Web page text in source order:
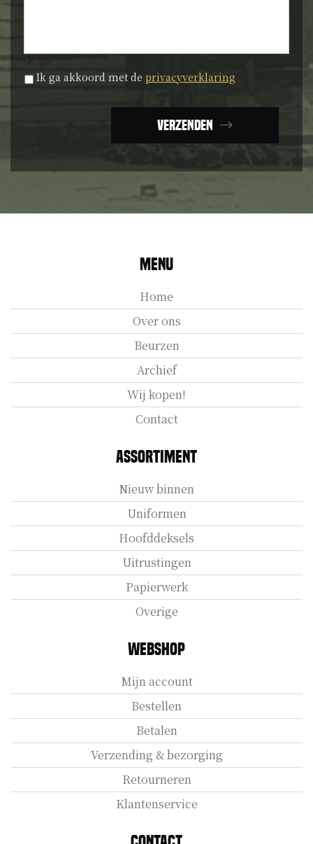
Privacyverklaring *
Ik ga akkoord met de privacyverklaring
Verzenden
Menu
Home
Over ons
Beurzen
Archief
Wij kopen!
Contact
Assortiment
Nieuw binnen
Uniformen
Hoofddeksels
Uitrustingen
Papierwerk
Overige
Webshop
Mijn account
Bestellen
Betalen
Verzending & bezorging
Retourneren
Klantenservice